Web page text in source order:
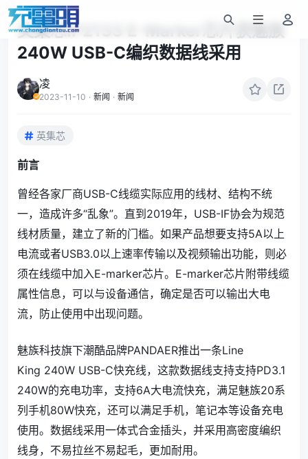
英集芯IP2133 E-Marker芯片获魅族
240W USB-C编织数据线采用
凌
2023-11-10 · 新闻 · 新闻
英集芯
前言
曾经各家厂商USB-C线缆实际应用的线材、结构不统
一，造成许多“乱象”。直到2019年，USB-IF协会为规范
线材质量，建立了新的门槛。如果产品想要支持5A以上
电流或者USB3.0以上速率传输以及视频输出功能，则必
须在线缆中加入E-marker芯片。E-marker芯片附带线缆
属性信息，可以与设备通信，确定是否可以输出大电
流，防止使用中出现问题。
魅族科技旗下潮酷品牌PANDAER推出一条Line
King 240W USB-C快充线，这款数据线支持支持PD3.1
240W的充电功率，支持6A大电流快充，满足魅族20系
列手机80W快充，还可以满足手机，笔记本等设备充电
使用。数据线采用一体式合金插头，并采用高密度编织
线身，不易拉丝不易起毛，更加耐用。